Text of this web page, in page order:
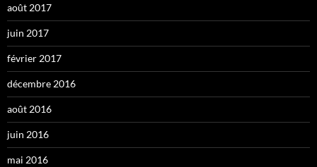
août 2017
juin 2017
février 2017
décembre 2016
août 2016
juin 2016
mai 2016